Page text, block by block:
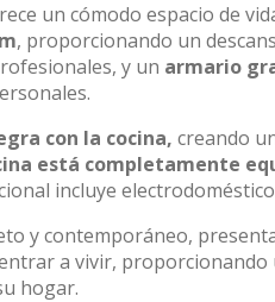
un cómodo espacio de
, proporcionando un
y un armario
con la cocina, creando
está completamente
incluye
y contemporáneo,
a vivir, proporcionando
hogar.